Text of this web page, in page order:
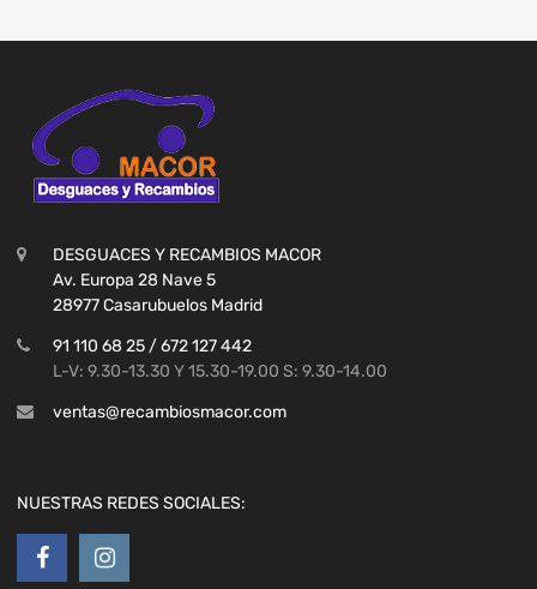
DESGUACES Y RECAMBIOS MACOR
Av. Europa 28 Nave 5
28977 Casarubuelos Madrid
91 110 68 25 / 672 127 442
L-V: 9.30-13.30 Y 15.30-19.00 S: 9.30-14.00
ventas@recambiosmacor.com
NUESTRAS REDES SOCIALES: